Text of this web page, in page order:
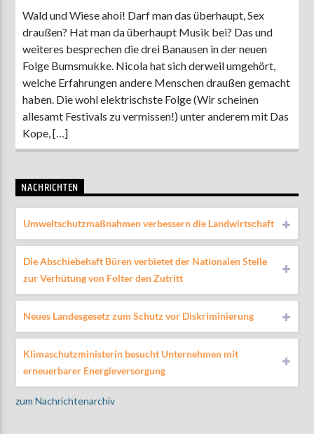
ZU HÖREN IN Münster 90,9 MHz Steinfurt103,9 MHz
Wald und Wiese ahoi! Darf man das überhaupt, Sex
draußen? Hat man da überhaupt Musik bei? Das und
weiteres besprechen die drei Banausen in der neuen
Folge Bumsmukke. Nicola hat sich derweil umgehört,
welche Erfahrungen andere Menschen draußen gemacht
haben. Die wohl elektrischste Folge (Wir scheinen
allesamt Festivals zu vermissen!) unter anderem mit Das
Kope, […]
NACHRICHTEN
Umweltschutzmaßnahmen verbessern die Landwirtschaft
Die Abschiebehaft Büren verbietet der Nationalen Stelle
zur Verhütung von Folter den Zutritt
Neues Landesgesetz zum Schutz vor Diskriminierung
Klimaschutzministerin besucht Unternehmen mit
erneuerbarer Energieversorgung
zum Nachrichtenarchiv